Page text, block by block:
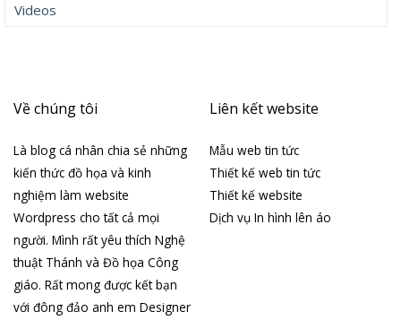
Videos
Về chúng tôi
Là blog cá nhân chia sẻ những
kiến thức đồ họa và kinh
nghiệm làm website
Wordpress cho tất cả mọi
người. Mình rất yêu thích Nghệ
thuật Thánh và Đồ họa Công
giáo. Rất mong được kết bạn
với đông đảo anh em Designer
Liên kết website
Mẫu web tin tức
Thiết kế web tin tức
Thiết kế website
Dịch vụ In hình lên áo